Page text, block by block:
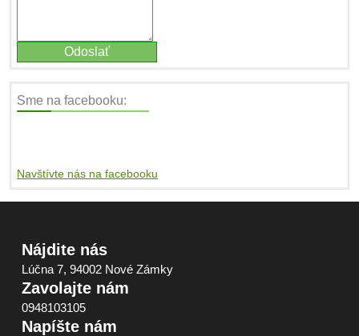
Sme na facebooku:
Navštívte nás na facebooku
Nájdite nás
Lúčna 7, 94002 Nové Zámky
Zavolajte nám
0948103105
Napíšte nám